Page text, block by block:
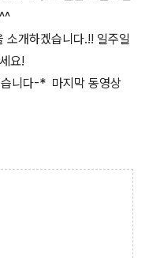
소개하겠습니다.!! 일주일
요!
습니다-* 마지막 동영상